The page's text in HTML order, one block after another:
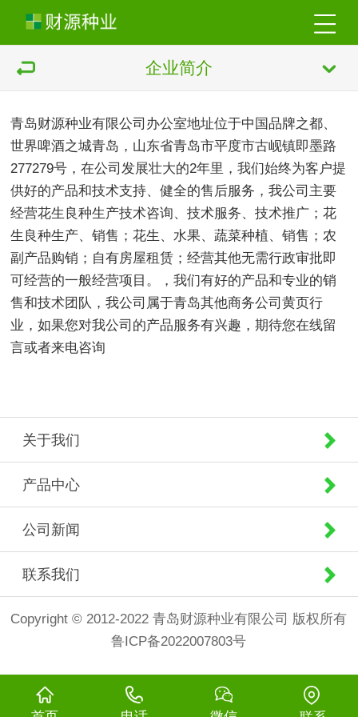
企业简介
青岛财源种业有限公司办公室地址位于中国品牌之都、
世界啤酒之城青岛，山东省青岛市平度市古岘镇即墨路
277279号，在公司发展壮大的2年里，我们始终为客户提
供好的产品和技术支持、健全的售后服务，我公司主要
经营花生良种生产技术咨询、技术服务、技术推广；花
生良种生产、销售；花生、水果、蔬菜种植、销售；农
副产品购销；自有房屋租赁；经营其他无需行政审批即
可经营的一般经营项目。，我们有好的产品和专业的销
售和技术团队，我公司属于青岛其他商务公司黄页行
业，如果您对我公司的产品服务有兴趣，期待您在线留
言或者来电咨询
关于我们
产品中心
公司新闻
联系我们
Copyright © 2012-2022 青岛财源种业有限公司 版权所有
鲁ICP备2022007803号